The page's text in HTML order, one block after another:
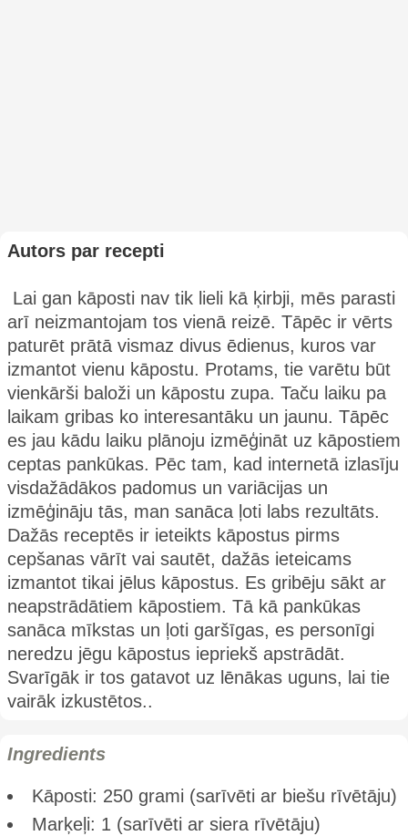
Autors par recepti
Lai gan kāposti nav tik lieli kā ķirbji, mēs parasti
arī neizmantojam tos vienā reizē. Tāpēc ir vērts
paturēt prātā vismaz divus ēdienus, kuros var
izmantot vienu kāpostu. Protams, tie varētu būt
vienkārši baloži un kāpostu zupa. Taču laiku pa
laikam gribas ko interesantāku un jaunu. Tāpēc
es jau kādu laiku plānoju izmēģināt uz kāpostiem
ceptas pankūkas. Pēc tam, kad internetā izlasīju
visdažādākos padomus un variācijas un
izmēģināju tās, man sanāca ļoti labs rezultāts.
Dažās receptēs ir ieteikts kāpostus pirms
cepšanas vārīt vai sautēt, dažās ieteicams
izmantot tikai jēlus kāpostus. Es gribēju sākt ar
neapstrādātiem kāpostiem. Tā kā pankūkas
sanāca mīkstas un ļoti garšīgas, es personīgi
neredzu jēgu kāpostus iepriekš apstrādāt.
Svarīgāk ir tos gatavot uz lēnākas uguns, lai tie
vairāk izkustētos..
Ingredients
Kāposti: 250 grami (sarīvēti ar biešu rīvētāju)
Marķeļi: 1 (sarīvēti ar siera rīvētāju)